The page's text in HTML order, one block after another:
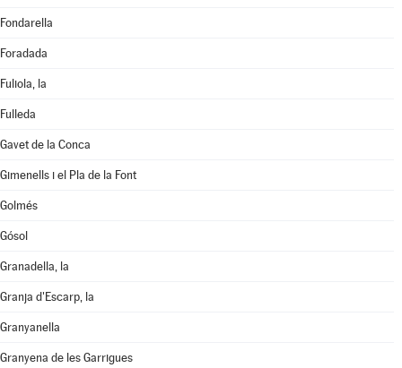
Fondarella
Foradada
Fuliola, la
Fulleda
Gavet de la Conca
Gimenells i el Pla de la Font
Golmés
Gósol
Granadella, la
Granja d'Escarp, la
Granyanella
Granyena de les Garrigues